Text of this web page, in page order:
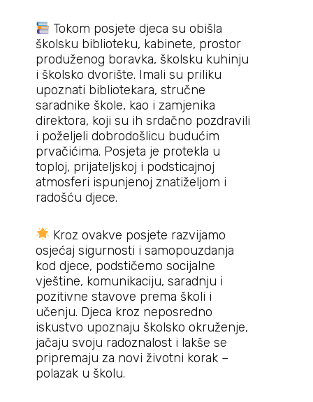
Tokom posjete djeca su obišla
školsku biblioteku, kabinete, prostor
produženog boravka, školsku kuhinju
i školsko dvorište. Imali su priliku
upoznati bibliotekara, stručne
saradnike škole, kao i zamjenika
direktora, koji su ih srdačno pozdravili
i poželjeli dobrodošlicu budućim
prvačićima. Posjeta je protekla u
toploj, prijateljskoj i podsticajnoj
atmosferi ispunjenoj znatiželjom i
radošću djece.
Kroz ovakve posjete razvijamo
osjećaj sigurnosti i samopouzdanja
kod djece, podstičemo socijalne
vještine, komunikaciju, saradnju i
pozitivne stavove prema školi i
učenju. Djeca kroz neposredno
iskustvo upoznaju školsko okruženje,
jačaju svoju radoznalost i lakše se
pripremaju za novi životni korak –
polazak u školu.